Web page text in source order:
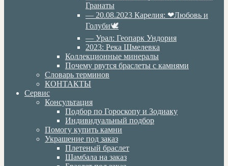
Гранаты
— 20.08.2023 Карелия: ❤Любовь и
Голуби🕊
— Урал: Геопарк Ундория
2023: Река Шмелевка
Коллекционные минералы
Почему рвутся браслеты с камнями
Словарь терминов
КОНТАКТЫ
Сервис
Консультация
Подбор по Гороскопу и Зодиаку
Индивидуальный подбор
Помогу купить камни
Украшение под заказ
Плетеный браслет
Шамбала на заказ